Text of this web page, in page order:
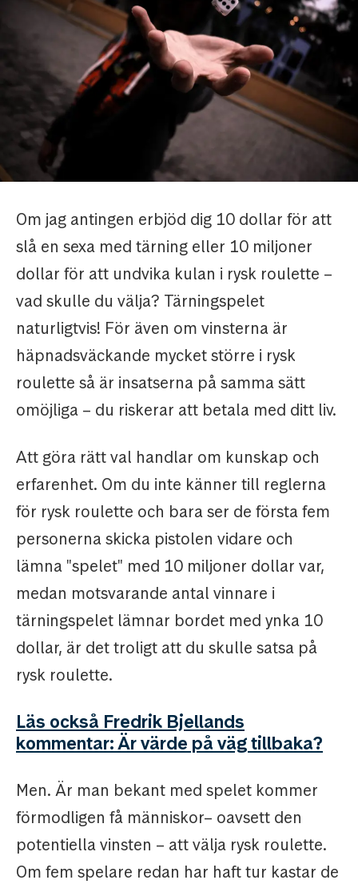
Om jag antingen erbjöd dig 10 dollar för att
slå en sexa med tärning eller 10 miljoner
dollar för att undvika kulan i rysk roulette –
vad skulle du välja? Tärningspelet
naturligtvis! För även om vinsterna är
häpnadsväckande mycket större i rysk
roulette så är insatserna på samma sätt
omöjliga – du riskerar att betala med ditt liv.
Att göra rätt val handlar om kunskap och
erfarenhet. Om du inte känner till reglerna
för rysk roulette och bara ser de första fem
personerna skicka pistolen vidare och
lämna "spelet" med 10 miljoner dollar var,
medan motsvarande antal vinnare i
tärningspelet lämnar bordet med ynka 10
dollar, är det troligt att du skulle satsa på
rysk roulette.
Läs också Fredrik Bjellands
kommentar: Är värde på väg tillbaka?
Men. Är man bekant med spelet kommer
förmodligen få människor– oavsett den
potentiella vinsten – att välja rysk roulette.
Om fem spelare redan har haft tur kastar de